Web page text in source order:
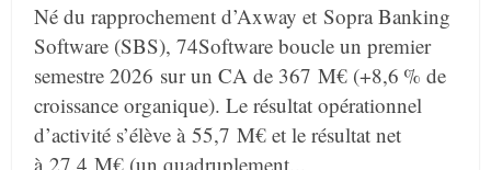
Né du rapprochement d’Axway et Sopra Banking
Software (SBS), 74Software boucle un premier
semestre 2026 sur un CA de 367 M€ (+8,6 % de
croissance organique). Le résultat opérationnel
d’activité s’élève à 55,7 M€ et le résultat net
à 27,4 M€ (un quadruplement...